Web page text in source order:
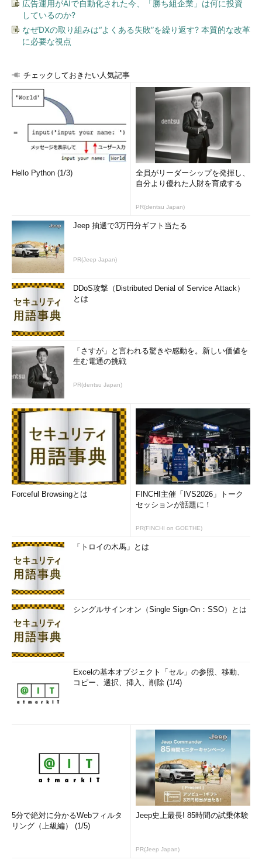
源泉徴収は通常年税額より若干高い金額で行われるため、年末
し、精算の結果、納税額に不足が出る場合もあり、年末調整で追
年末調整をする際には、所得税で控除を受ける扶養控除、各保
険料控除などの年末時点の最新個人データが必要になります。そ
のため、年末近くになると各種控除項目に関する申請書を各自が
記入することになります。給与所得のほかに一定額以上の講演料
収入や副業収入のある人は、年末調整の後（翌年2月中旬～3月
中旬ごろ）に、それらを加味した所得により税額計算を自ら実施
しなければいけません（確定申告と呼びます）。確定申告を行う
と、個人の納税意識が高まることから、民主党は現在の年末調整
制度を選択制に変更し、原則すべての人が確定申告を行う制度を
年末調整は給与計算担当者にとってかなり大変な作業です。た
いてい12月の給与や賞与に調整額を加減算しますので、時間との
戦いです。また、ほとんどすべての従業員が対象となり、1人ひ
とり取れる控除などが違ってきますし、年末調整の意義を分かっ
ている従業員ばかりではなく、なかなか協力を得られないことも
あるようです。わたしも前職では恒例の申請書の提出が遅い方で
した……。忙しい中でも、できるだけ人事部門に協力してあげる
のがいいですね。それではまた。
筆者紹介
吉田延史（よしだのぶふみ）
京都生まれ。京都大学理学部卒業後、コンピュータの
世界に興味を持ち、オービックにネットワークエンジ
ニアとして入社。その後、公認会計士を志し同社を退社。
2007年、会計士試験合格。
仰星監査法人に入所し現在に至
る。共著に「 会社経理実務辞典 」（日本実業出版社）がある。
イラスト：Ayumi
広告運用がAIで自動化された今、「勝ち組企業」は何に投資
しているのか?
なぜDXの取り組みは“よくある失敗”を繰り返す? 本質的な改革
に必要な視点
チェックしておきたい人気記事
Hello Python (1/3)
全員がリーダーシップを発揮し、
自分より優れた人財を育成する
PR(dentsu Japan)
Jeep 抽選で3万円分ギフト当たる
PR(Jeep Japan)
DDoS攻撃（Distributed Denial of Service Attack）
とは
「さすが」と言われる驚きや感動を。新しい価値を
生む電通の挑戦
PR(dentsu Japan)
Forceful Browsingとは
FINCHI主催「IVS2026」トーク
セッションが話題に！
PR(FINCHI on GOETHE)
「トロイの木馬」とは
シングルサインオン（Single Sign-On：SSO）とは
Excelの基本オブジェクト「セル」の参照、移動、
コピー、選択、挿入、削除 (1/4)
5分で絶対に分かるWebフィルタ
リング（上級編） (1/5)
Jeep史上最長! 85時間の試乗体験
PR(Jeep Japan)